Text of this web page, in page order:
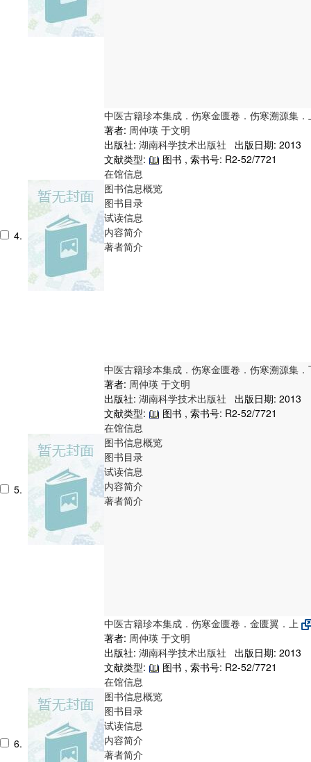
4.
中医古籍珍本集成．伤寒金匮卷．伤寒溯源集
著者: 周仲瑛 于文明
出版社: 湖南科学技术出版社
出版日期: 2013
文献类型:
图书 , 索书号: R2-52/7721
在馆信息
图书信息概览
图书目录
试读信息
内容简介
著者简介
5.
中医古籍珍本集成．伤寒金匮卷．伤寒溯源集
著者: 周仲瑛 于文明
出版社: 湖南科学技术出版社
出版日期: 2013
文献类型:
图书 , 索书号: R2-52/7721
在馆信息
图书信息概览
图书目录
试读信息
内容简介
著者简介
6.
中医古籍珍本集成．伤寒金匮卷．金匮翼．上
著者: 周仲瑛 于文明
出版社: 湖南科学技术出版社
出版日期: 2013
文献类型:
图书 , 索书号: R2-52/7721
在馆信息
图书信息概览
图书目录
试读信息
内容简介
著者简介